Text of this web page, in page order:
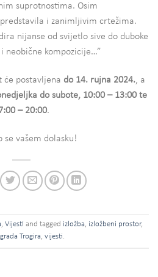
suprotnostima. Osim
i zanimljivim crtežima.
nijanse od svijetlo sive do duboke
neobične kompozicije…”
će postavljena do 14. rujna 2024., a
do subote, 10:00 – 13:00 te
– 20:00.
se vašem dolasku!
, Vijesti and tagged izložba, izložbeni prostor,
Trogira, vijesti.